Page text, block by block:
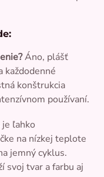
Áno, plášť
každodenné
konštrukcia
používaní.
ľahko
na nízkej teplote
jemný cyklus.
svoj tvar a farbu aj